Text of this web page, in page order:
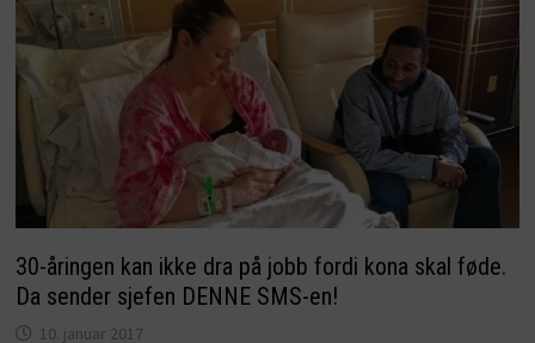
30-åringen kan ikke dra på jobb fordi kona skal føde.
Da sender sjefen DENNE SMS-en!
10. januar 2017